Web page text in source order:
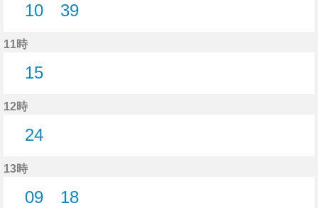
10
39
11時
15
12時
24
13時
09
18